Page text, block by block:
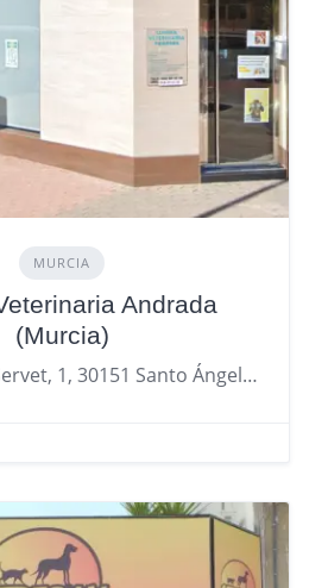
MURCIA
Andrada
(Murcia)
C. Federico Servet, 1, 30151 Santo Ángel, Murcia